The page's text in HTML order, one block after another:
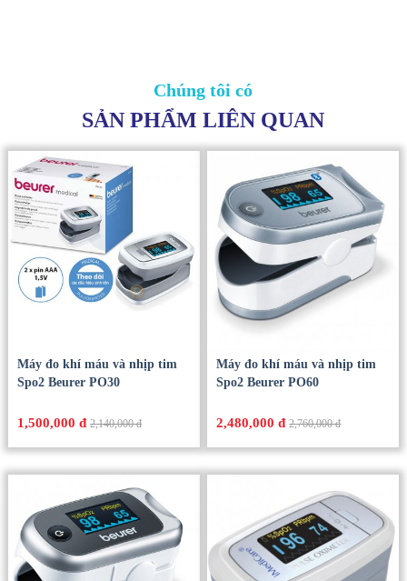
Chúng tôi có
SẢN PHẨM LIÊN QUAN
Máy đo khí máu và nhịp tim
Spo2 Beurer PO30
1,500,000 đ 2,140,000 đ
Máy đo khí máu và nhịp tim
Spo2 Beurer PO60
2,480,000 đ 2,760,000 đ